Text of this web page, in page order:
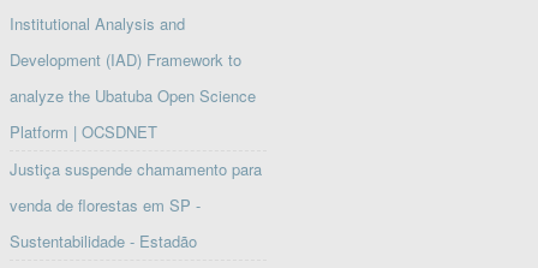
Institutional Analysis and
Development (IAD) Framework to
analyze the Ubatuba Open Science
Platform | OCSDNET
Justiça suspende chamamento para
venda de florestas em SP -
Sustentabilidade - Estadão